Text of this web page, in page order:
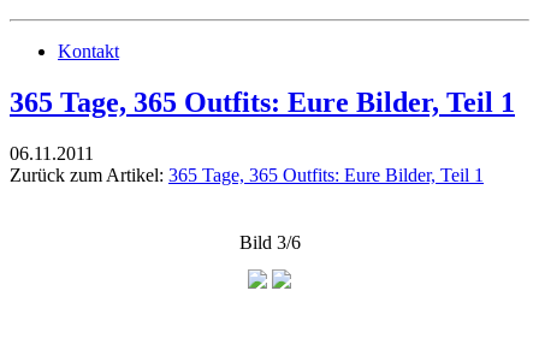
Kontakt
365 Tage, 365 Outfits: Eure Bilder, Teil 1
06.11.2011
Zurück zum Artikel: 365 Tage, 365 Outfits: Eure Bilder, Teil 1
Bild 3/6